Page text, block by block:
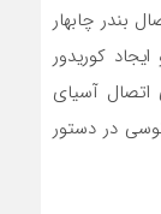
بندر چابهار
کوریدور
آسیای
در دستور